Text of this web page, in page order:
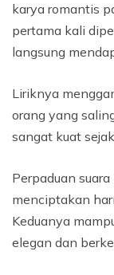
karya romantis
pertama kali
langsung
Liriknya
orang yang
sangat kuat
Perpaduan
menciptakan
Keduanya
elegan dan